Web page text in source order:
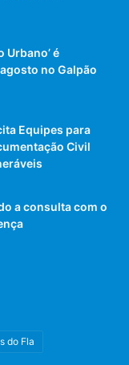
Urbano’ é
no Galpão
Equipes para
Civil
a consulta com o
do Fla